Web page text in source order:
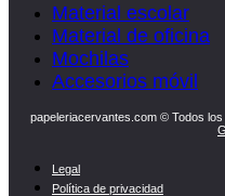
Material escolar
Material de oficina
Mochilas
Accesorios móvil
papeleriacervantes.com © Todos
Legal
Política de privacidad